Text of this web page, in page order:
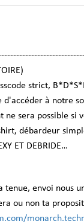
strict,
d'accéder à notre
ne sera possible si
débardeur
ET DEBRIDE…
tenue, envoi nous
ou non ta